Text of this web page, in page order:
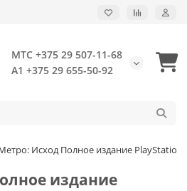
МТС +375 29 507-11-68
А1 +375 29 655-50-92
Исход Полное издание PlayStation
издание